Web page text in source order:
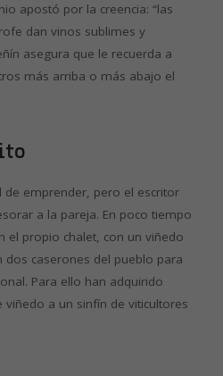
apostó por la creencia: “las
dan vinos sublimes y
asegura que le recuerda a
más arriba o más abajo el
de emprender, pero el escritor
a la pareja. En poco tiempo
el propio chalet, con un viñedo
dos caserones del pueblo para
Para ello han adquirido
viñedo a un sinfín de viticultores